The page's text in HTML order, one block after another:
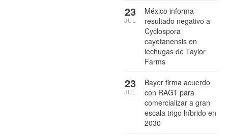
México informa
resultado negativo a
Cyclospora
cayetanensis en
lechugas de Taylor
Farms
23
JUL
Bayer firma acuerdo
con RAGT para
comercializar a gran
escala trigo híbrido en
2030
23
JUL